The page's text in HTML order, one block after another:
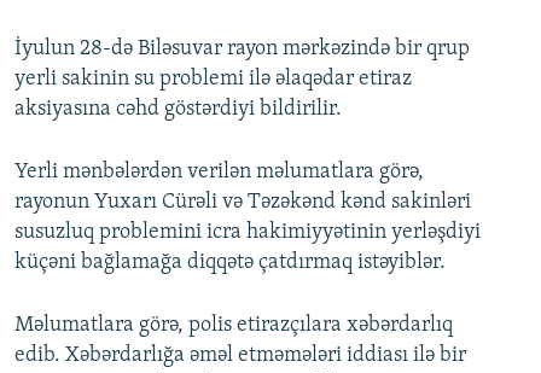
İyulun 28-də Biləsuvar rayon mərkəzində bir qrup
yerli sakinin su problemi ilə əlaqədar etiraz
aksiyasına cəhd göstərdiyi bildirilir.
Yerli mənbələrdən verilən məlumatlara görə,
rayonun Yuxarı Cürəli və Təzəkənd kənd sakinləri
susuzluq problemini icra hakimiyyətinin yerləşdiyi
küçəni bağlamağa diqqətə çatdırmaq istəyiblər.
Məlumatlara görə, polis etirazçılara xəbərdarlıq
edib. Xəbərdarlığa əməl etməmələri iddiası ilə bir